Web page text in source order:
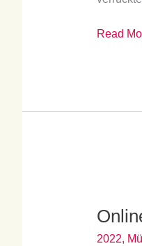
Read
2022,
2022